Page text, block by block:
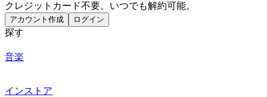
クレジットカード不要。いつでも解約可能。
アカウント作成 ログイン
探す
音楽
インストア